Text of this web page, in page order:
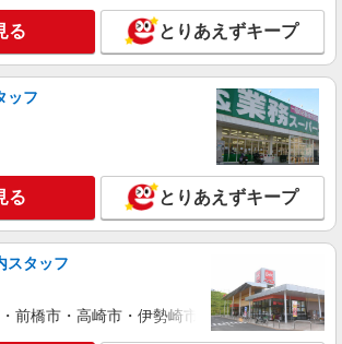
遣社員
グ株式会社 メディカルケア事業部/横浜オフィ
経験・無資格OKの介護スタッフ
時給1,500円〜1,750円 ★週払いOK（規定あ
二俣川駅 バス ★勤務地は3000ヶ所以上★
自宅から通いやすいエリアなど、お好きな勤務地
お選び下さい！！
詳細を見る
ト保土ヶ谷/1480000022-009
ホームヘルパー（訪問介護員）（役職なし）
る とりあえずキープ
ッフ
る とりあえずキープ
スタッフ
前橋市・高崎市・伊勢崎市・太田市・館林市